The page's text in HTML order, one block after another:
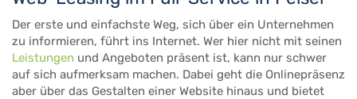
Der erste und einfachste Weg, sich über ein Unternehmen
zu informieren, führt ins Internet. Wer hier nicht mit seinen
Leistungen und Angeboten präsent ist, kann nur schwer
auf sich aufmerksam machen. Dabei geht die Onlinepräsenz
aber über das Gestalten einer Website hinaus und bietet